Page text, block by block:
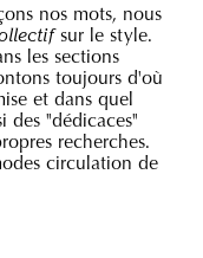
nos mots, nous
sur le style.
les sections
toujours d'où
et dans quel
des "dédicaces"
recherches.
circulation de